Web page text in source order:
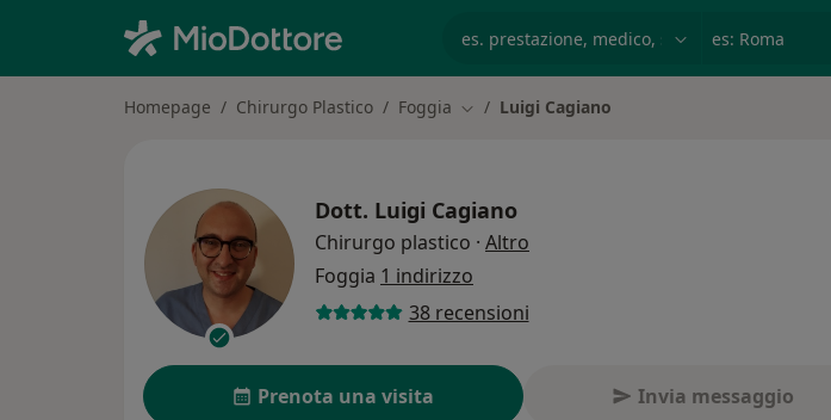
Homepage Chirurgo Plastico Foggia Cambia città
Luigi Cagiano
Dott. Luigi Cagiano
Chirurgo plastico · Altro
Foggia 1 indirizzo
38 recensioni
Prenota una visita Invia messaggio